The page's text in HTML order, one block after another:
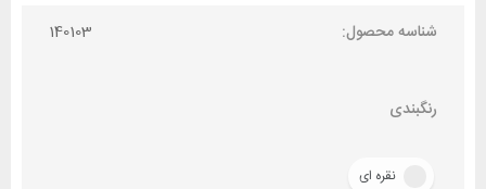
شناسه محصول: 140103
رنگبندی
نقره ای